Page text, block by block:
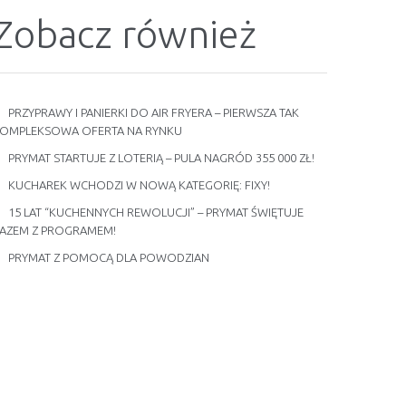
również
PRZYPRAWY I PANIERKI DO AIR FRYERA – PIERWSZA TAK
OFERTA NA RYNKU
PRYMAT STARTUJE Z LOTERIĄ – PULA NAGRÓD 355 000 ZŁ!
KUCHAREK WCHODZI W NOWĄ KATEGORIĘ: FIXY!
15 LAT “KUCHENNYCH REWOLUCJI” – PRYMAT ŚWIĘTUJE
Z PROGRAMEM!
PRYMAT Z POMOCĄ DLA POWODZIAN